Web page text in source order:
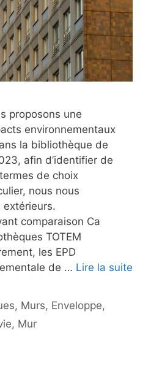
proposons une
environnementaux
la bibliothèque de
afin d’identifier de
de choix
nous nous
extérieurs.
comparaison Ca
TOTEM
les EPD
de … Lire la suite
, Murs, Enveloppe,
, Mur